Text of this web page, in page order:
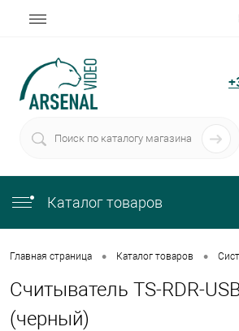
Каталог товаров
Главная страница • Каталог товаров •
Считыватель TS-RDR-
(черный)